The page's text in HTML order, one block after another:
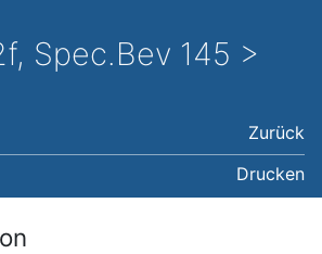
Spec.Bev 145 >
Zurück
Drucken